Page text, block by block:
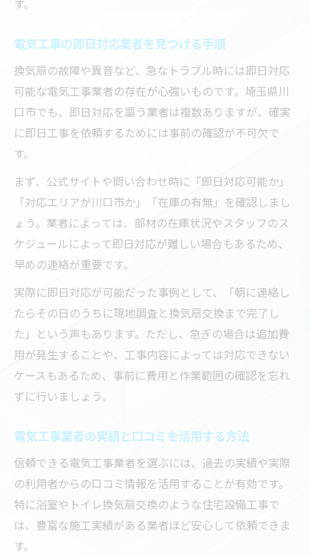
電気工事の即日対応業者を見つける手順
換気扇の故障や異音など、急なトラブル時には即日対応
可能な電気工事業者の存在が心強いものです。埼玉県川
口市でも、即日対応を謳う業者は複数ありますが、確実
に即日工事を依頼するためには事前の確認が不可欠で
す。
まず、公式サイトや問い合わせ時に「即日対応可能か」
「対応エリアが川口市か」「在庫の有無」を確認しまし
ょう。業者によっては、部材の在庫状況やスタッフのス
ケジュールによって即日対応が難しい場合もあるため、
早めの連絡が重要です。
実際に即日対応が可能だった事例として、「朝に連絡し
たらその日のうちに現地調査と換気扇交換まで完了し
た」という声もあります。ただし、急ぎの場合は追加費
用が発生することや、工事内容によっては対応できない
ケースもあるため、事前に費用と作業範囲の確認を忘れ
ずに行いましょう。
電気工事業者の実績と口コミを活用する方法
信頼できる電気工事業者を選ぶには、過去の実績や実際
の利用者からの口コミ情報を活用することが有効です。
特に浴室やトイレ換気扇交換のような住宅設備工事で
は、豊富な施工実績がある業者ほど安心して依頼できま
す。